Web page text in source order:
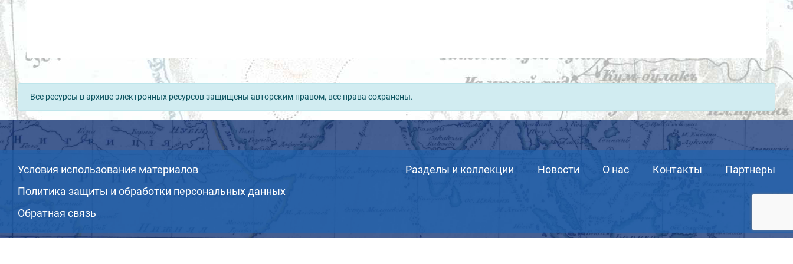
Все ресурсы в архиве электронных ресурсов защищены авторским правом, все права сохранены.
Условия использования материалов
Политика защиты и обработки персональных данных
Обратная связь
Разделы и коллекции Новости О нас Контакты Партнеры